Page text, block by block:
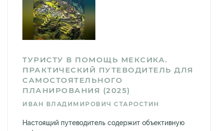
ТУРИСТУ В ПОМОЩЬ МЕКСИКА.
ПРАКТИЧЕСКИЙ ПУТЕВОДИТЕЛЬ ДЛЯ
САМОСТОЯТЕЛЬНОГО
ПЛАНИРОВАНИЯ (2025)
ИВАН ВЛАДИМИРОВИЧ СТАРОСТИН
Настоящий путеводитель содержит объективную